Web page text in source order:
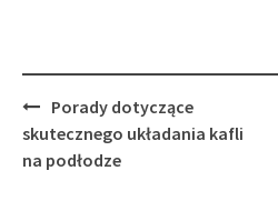
Post
navigation
Porady dotyczące
skutecznego układania kafli
na podłodze